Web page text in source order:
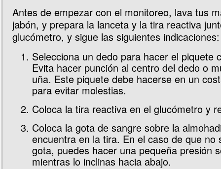
Antes de empezar con el monitoreo, lava tus
jabón, y prepara la lanceta y la tira reactiva
glucómetro, y sigue las siguientes indicaciones:
Selecciona un dedo para hacer el piquete
Evita hacer punción al centro del dedo o
uña. Este piquete debe hacerse en un
para evitar molestias.
Coloca la tira reactiva en el glucómetro y
Coloca la gota de sangre sobre la
encuentra en la tira. En el caso de que no
gota, puedes hacer una pequeña presión
mientras lo inclinas hacia abajo.